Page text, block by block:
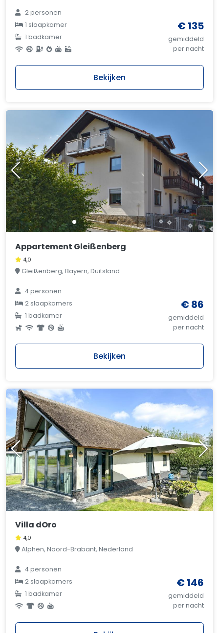
2 personen
1 slaapkamer
1 badkamer
€ 135
gemiddeld
per nacht
Bekijken
Appartement Gleißenberg
4,0
Gleißenberg, Bayern, Duitsland
4 personen
2 slaapkamers
1 badkamer
€ 86
gemiddeld
per nacht
Bekijken
Villa dOro
4,0
Alphen, Noord-Brabant, Nederland
4 personen
2 slaapkamers
1 badkamer
€ 146
gemiddeld
per nacht